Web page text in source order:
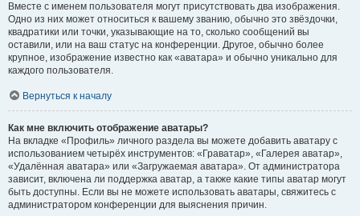
Вместе с именем пользователя могут присутствовать два изображения.
Одно из них может относиться к вашему званию, обычно это звёздочки,
квадратики или точки, указывающие на то, сколько сообщений вы
оставили, или на ваш статус на конференции. Другое, обычно более
крупное, изображение известно как «аватара» и обычно уникально для
каждого пользователя.
Вернуться к началу
Как мне включить отображение аватары?
На вкладке «Профиль» личного раздела вы можете добавить аватару с
использованием четырёх инструментов: «Граватар», «Галерея аватар»,
«Удалённая аватара» или «Загружаемая аватара». От администратора
зависит, включена ли поддержка аватар, а также какие типы аватар могут
быть доступны. Если вы не можете использовать аватары, свяжитесь с
администратором конференции для выяснения причин.